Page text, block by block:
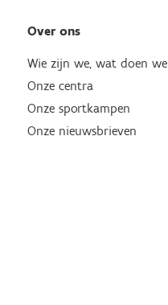
Over ons
Wie zijn we, wat doen we
Onze centra
Onze sportkampen
Onze nieuwsbrieven